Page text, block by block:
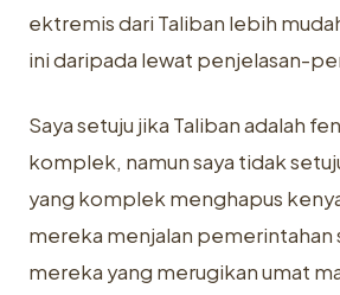
ektremis dari Taliban lebih
ini daripada lewat penjelasan-
Saya setuju jika Taliban adalah
komplek, namun saya tidak
yang komplek menghapus
mereka menjalan pemerintahan
mereka yang merugikan umat